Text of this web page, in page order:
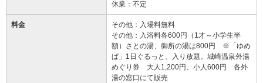
休業：不定
料金
その他：入場料無料
その他：入浴料各600円（1才～小学生半
額）さとの湯、御所の湯は800円 ※「ゆめ
ぱ」1日ぐるっと、入り放題。城崎温泉外湯
めぐり券 大人1,200円、小人600円 各外
湯の窓口にて販売